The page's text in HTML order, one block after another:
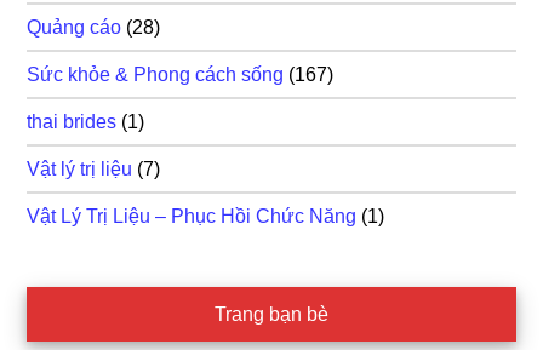
Quảng cáo (28)
Sức khỏe & Phong cách sống (167)
thai brides (1)
Vật lý trị liệu (7)
Vật Lý Trị Liệu – Phục Hồi Chức Năng (1)
Trang bạn bè